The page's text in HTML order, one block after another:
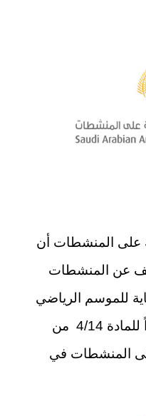
على المنشطات أن
عن المنشطات
للموسم الرياضي
2016/2017م وذلك استناداً للمادة 4/14 من
على المنشطات في